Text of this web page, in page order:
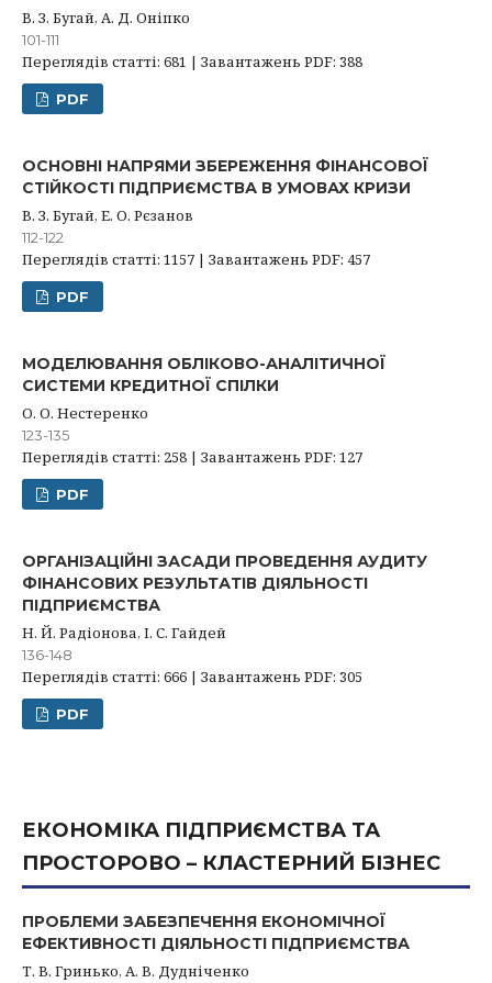
В. З. Бугай, А. Д. Оніпко
101-111
Переглядів статті: 681 | Завантажень PDF: 388
PDF
ОСНОВНІ НАПРЯМИ ЗБЕРЕЖЕННЯ ФІНАНСОВОЇ
СТІЙКОСТІ ПІДПРИЄМСТВА В УМОВАХ КРИЗИ
В. З. Бугай, Е. О. Рєзанов
112-122
Переглядів статті: 1157 | Завантажень PDF: 457
PDF
МОДЕЛЮВАННЯ ОБЛІКОВО-АНАЛІТИЧНОЇ
СИСТЕМИ КРЕДИТНОЇ СПІЛКИ
О. О. Нестеренко
123-135
Переглядів статті: 258 | Завантажень PDF: 127
PDF
ОРГАНІЗАЦІЙНІ ЗАСАДИ ПРОВЕДЕННЯ АУДИТУ
ФІНАНСОВИХ РЕЗУЛЬТАТІВ ДІЯЛЬНОСТІ
ПІДПРИЄМСТВА
Н. Й. Радіонова, І. С. Гайдей
136-148
Переглядів статті: 666 | Завантажень PDF: 305
PDF
ЕКОНОМІКА ПІДПРИЄМСТВА ТА
ПРОСТОРОВО – КЛАСТЕРНИЙ БІЗНЕС
ПРОБЛЕМИ ЗАБЕЗПЕЧЕННЯ ЕКОНОМІЧНОЇ
ЕФЕКТИВНОСТІ ДІЯЛЬНОСТІ ПІДПРИЄМСТВА
Т. В. Гринько, А. В. Дудніченко